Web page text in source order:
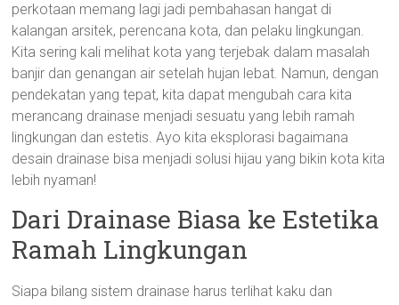
perkotaan memang lagi jadi pembahasan hangat di
kalangan arsitek, perencana kota, dan pelaku lingkungan.
Kita sering kali melihat kota yang terjebak dalam masalah
banjir dan genangan air setelah hujan lebat. Namun, dengan
pendekatan yang tepat, kita dapat mengubah cara kita
merancang drainase menjadi sesuatu yang lebih ramah
lingkungan dan estetis. Ayo kita eksplorasi bagaimana
desain drainase bisa menjadi solusi hijau yang bikin kota kita
lebih nyaman!
Dari Drainase Biasa ke Estetika
Ramah Lingkungan
Siapa bilang sistem drainase harus terlihat kaku dan